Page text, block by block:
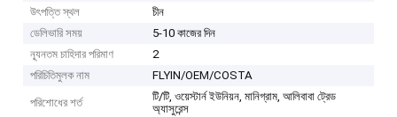
উৎপত্তি স্থল
চীন
ডেলিভারি সময়
5-10 কাজের দিন
ন্যূনতম চাহিদার পরিমাণ
2
পরিচিতিমুলক নাম
FLYIN/OEM/COSTA
পরিশোধের শর্ত
টি/টি, ওয়েস্টার্ন ইউনিয়ন, মানিগ্রাম, আলিবাবা ট্রেড
অ্যাসুরেন্স